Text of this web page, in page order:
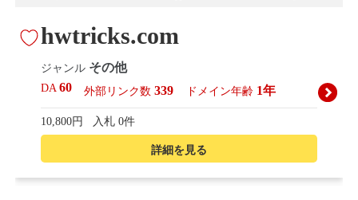
詳細を見る
hwtricks.com
ジャンル その他
DA60 外部リンク数 339 ドメイン年齢 1年
10,800円 入札 0件